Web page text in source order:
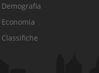
Demografia
Economia
Classifiche